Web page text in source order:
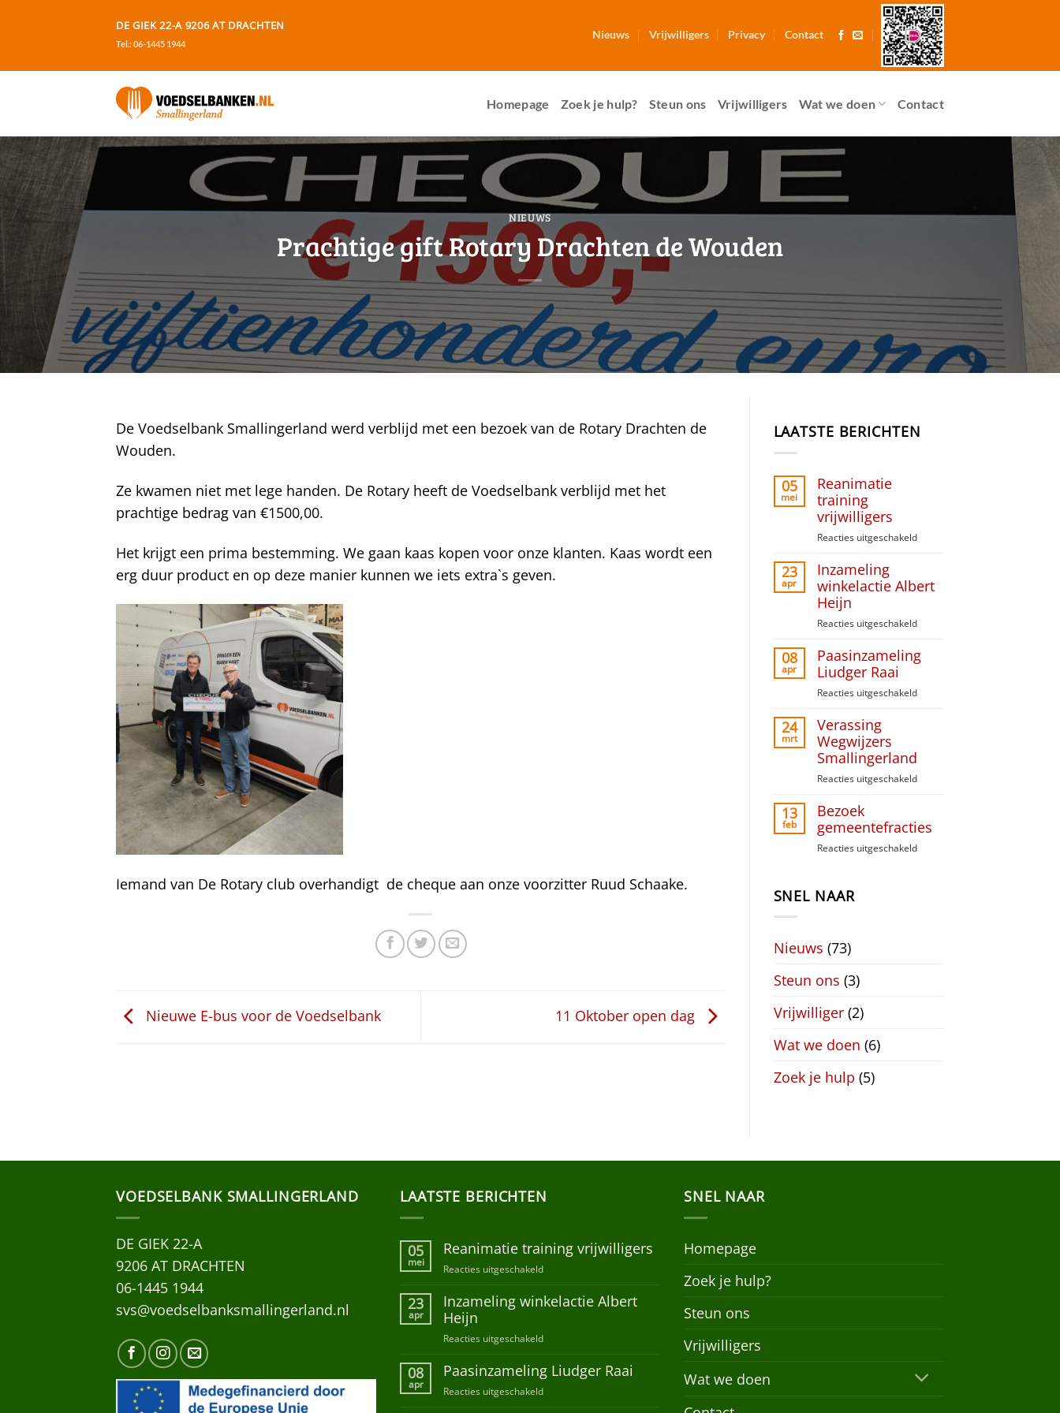
DE GIEK 22-A 9206 AT DRACHTEN
Tel.: 06-1445 1944
Nieuws Vrijwilligers Privacy Contact
Homepage Zoek je hulp? Steun ons Vrijwilligers Wat we doen Contact
NIEUWS
Prachtige gift Rotary Drachten de Wouden
De Voedselbank Smallingerland werd verblijd met een bezoek van de Rotary Drachten de
Wouden.
Ze kwamen niet met lege handen. De Rotary heeft de Voedselbank verblijd met het
prachtige bedrag van €1500,00.
Het krijgt een prima bestemming. We gaan kaas kopen voor onze klanten. Kaas wordt een
erg duur product en op deze manier kunnen we iets extra`s geven.
Iemand van De Rotary club overhandigt de cheque aan onze voorzitter Ruud Schaake.
Nieuwe E-bus voor de Voedselbank 11 Oktober open dag
LAATSTE BERICHTEN
05
mei
Reanimatie
training
vrijwilligers
Reacties uitgeschakeldvoor
vrijwilligers
23
apr
Inzameling
winkelactie Albert
Heijn
Reacties uitgeschakeldvoor
winkelactie
Albert
08
apr
Paasinzameling
Liudger Raai
Reacties uitgeschakeldvoor
24
mrt
Verassing
Wegwijzers
Smallingerland
Reacties uitgeschakeldvoor
Smallingerland
13
feb
Bezoek
gemeentefracties
Reacties uitgeschakeldvoor
SNEL NAAR
Nieuws (73)
Steun ons (3)
Vrijwilliger(2)
Wat we doen (6)
Zoek je hulp (5)
VOEDSELBANK SMALLINGERLAND
DE GIEK 22-A
9206 AT DRACHTEN
06-1445 1944
svs@voedselbanksmallingerland.nl
LAATSTE BERICHTEN
05
mei
Reanimatie training vrijwilligers
Reacties uitgeschakeld
training
23
apr
Inzameling winkelactie Albert
Heijn
Reacties uitgeschakeld
winkelactie
Albert
08
apr
Paasinzameling Liudger Raai
Reacties uitgeschakeld
SNEL NAAR
Homepage
Zoek je hulp?
Steun ons
Vrijwilligers
Wat we doen